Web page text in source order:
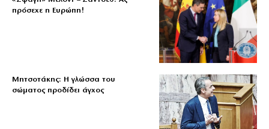
πρόσεχε η Ευρώπη!
Μητσοτάκης: Η γλώσσα του
σώματος προδίδει άγχος